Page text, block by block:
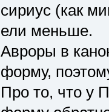
сириус (как
ели меньше.
Авроры в
форму,
Про то, что у